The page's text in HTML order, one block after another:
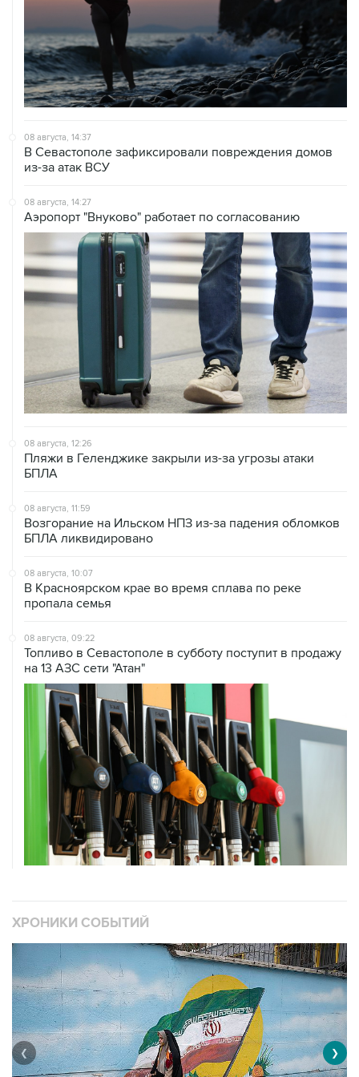
08 августа, 14:37
В Севастополе зафиксировали повреждения домов
из-за атак ВСУ
08 августа, 14:27
Аэропорт "Внуково" работает по согласованию
08 августа, 12:26
Пляжи в Геленджике закрыли из-за угрозы атаки
БПЛА
08 августа, 11:59
Возгорание на Ильском НПЗ из-за падения обломков
БПЛА ликвидировано
08 августа, 10:07
В Красноярском крае во время сплава по реке
пропала семья
08 августа, 09:22
Топливо в Севастополе в субботу поступит в продажу
на 13 АЗС сети "Атан"
ХРОНИКИ СОБЫТИЙ
❮ ❯